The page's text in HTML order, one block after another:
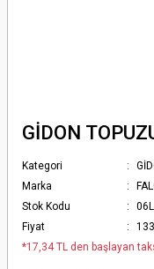
GİDON
Kategori
Marka
Stok Kodu
Fiyat
*17,34 TL den başlayan